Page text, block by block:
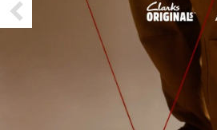
生 活
科 技